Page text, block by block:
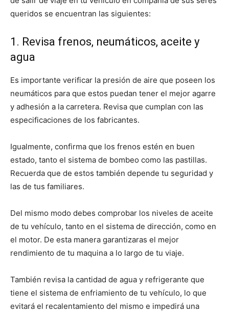
queridos se encuentran las siguientes:
1. Revisa frenos, neumáticos, aceite y
agua
Es importante verificar la presión de aire que poseen los
neumáticos para que estos puedan tener el mejor agarre
y adhesión a la carretera. Revisa que cumplan con las
especificaciones de los fabricantes.
Igualmente, confirma que los frenos estén en buen
estado, tanto el sistema de bombeo como las pastillas.
Recuerda que de estos también depende tu seguridad y
las de tus familiares.
Del mismo modo debes comprobar los niveles de aceite
de tu vehículo, tanto en el sistema de dirección, como en
el motor. De esta manera garantizaras el mejor
rendimiento de tu maquina a lo largo de tu viaje.
También revisa la cantidad de agua y refrigerante que
tiene el sistema de enfriamiento de tu vehículo, lo que
evitará el recalentamiento del mismo e impedirá una